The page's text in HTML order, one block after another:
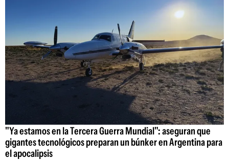
"Ya estamos en la Tercera Guerra Mundial": aseguran que
gigantes tecnológicos preparan un búnker en Argentina para
el apocalipsis